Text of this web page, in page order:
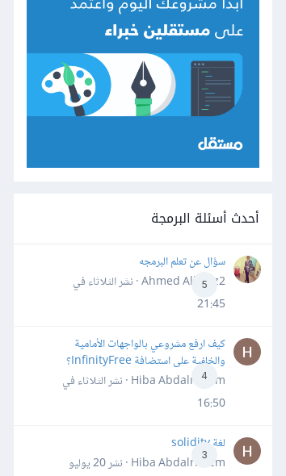
أحدث أسئلة البرمجة
5
سؤال عن تعلم البرمجه
Ahmed Alhafiz2 · نشر
الثلاثاء في
21:45
4
كيف ارفع مشروعي بالواجهات الأمامية
والخلفية على استضافة InfinityFree؟
Hiba Abdalrheem · نشر
الثلاثاء في
16:50
3
لغة solidity
Hiba Abdalrheem · نشر
20 يوليو